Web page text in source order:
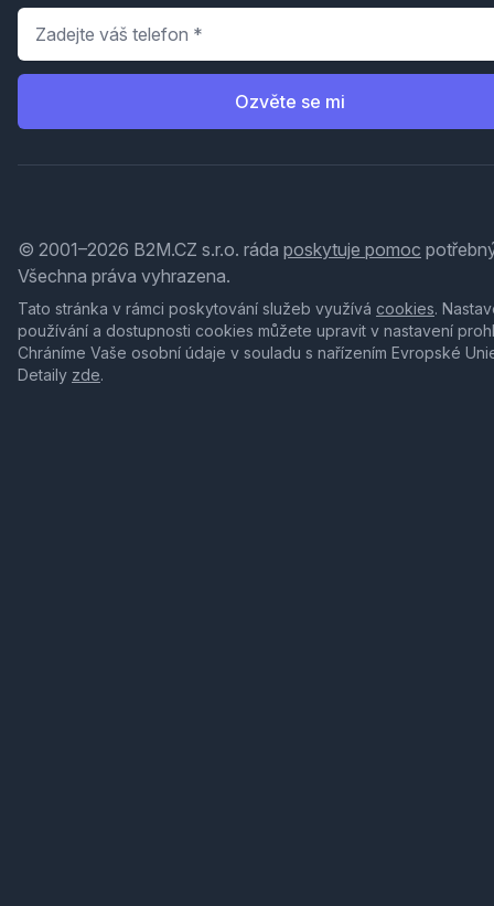
Telefon
Ozvěte se mi
© 2001–2026 B2M.CZ s.r.o. ráda poskytuje pomoc
Všechna práva vyhrazena.
Tato stránka v rámci poskytování služeb využívá cookies.
používání a dostupnosti cookies můžete upravit v nastavení
Chráníme Vaše osobní údaje v souladu s nařízením Evropské
Detaily zde.